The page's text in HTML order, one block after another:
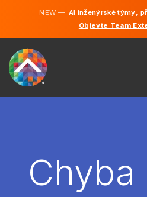
NEW —AI inženýrské týmy,
Objevte Team
NAJMOUT